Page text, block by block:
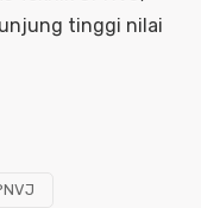
tinggi nilai